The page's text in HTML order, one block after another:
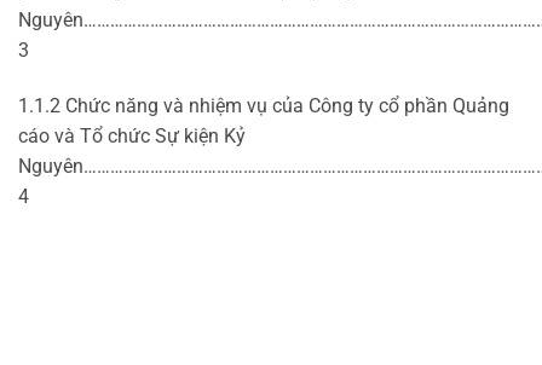
3
1.1.2 Chức năng và nhiệm vụ của Công ty cổ phần Quảng
cáo và Tổ chức Sự kiện Kỷ
4